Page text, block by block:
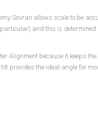
Sovran allows scale to be
and this is
Alignment because it keeps
provides the ideal angle for